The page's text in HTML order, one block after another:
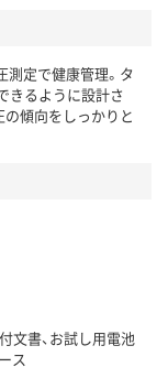
定で健康管理。タ
きるように設計さ
傾向をしっかりと
文書、お試し用電池
ス